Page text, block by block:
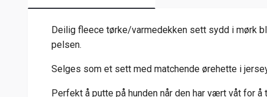
Deilig fleece tørke/varmedekken sett sydd i mørk
pelsen.
Selges som et sett med matchende ørehette i
Perfekt å putte på hunden når den har vært våt for